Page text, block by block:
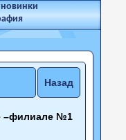
Назад
–филиале №1